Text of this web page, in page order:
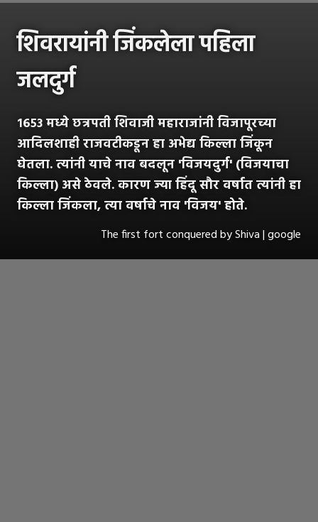
शिवरायांनी जिंकलेला पहिला
जलदुर्ग
१६५३ मध्ये छत्रपती शिवाजी महाराजांनी विजापूरच्या
आदिलशाही राजवटीकडून हा अभेद्य किल्ला जिंकून
घेतला. त्यांनी याचे नाव बदलून 'विजयदुर्ग' (विजयाचा
किल्ला) असे ठेवले. कारण ज्या हिंदू सौर वर्षात त्यांनी हा
किल्ला जिंकला, त्या वर्षाचे नाव 'विजय' होते.
The first fort conquered by Shiva | google